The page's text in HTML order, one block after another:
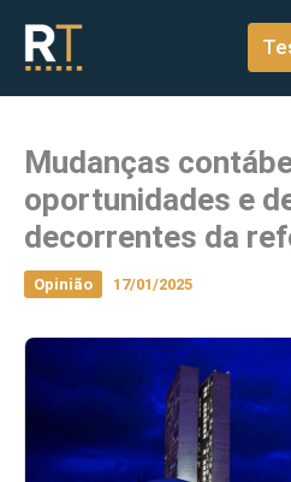
conteúdo
Mudanças
oportunidades e
decorrentes da
Opinião 17/01/2025